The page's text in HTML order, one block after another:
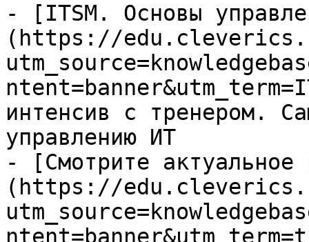
- [ITSM. Основы
(https://
интенсив с тренером.
управлению ИТ
- [Смотрите актуальное
(https://